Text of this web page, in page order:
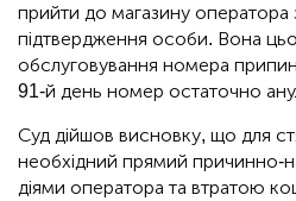
прийти до магазину
підтвердження особи. Вона
обслуговування номера
91-й день номер остаточно
Суд дійшов висновку, що для
необхідний прямий причинно-
діями оператора та втратою